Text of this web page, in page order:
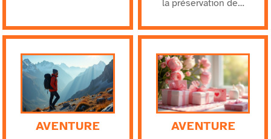
la préservation de…
AVENTURE AVENTURE